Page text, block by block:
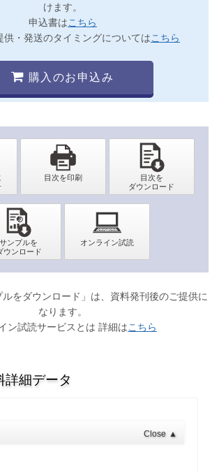
けます。
申込書はこちら
供・発送のタイミングについてはこちら
購入のお申込み
をダウンロード」は、資料発刊後のご提供に
なります。
ン試読サービスとは 詳細はこちら
詳細データ
Close ▲